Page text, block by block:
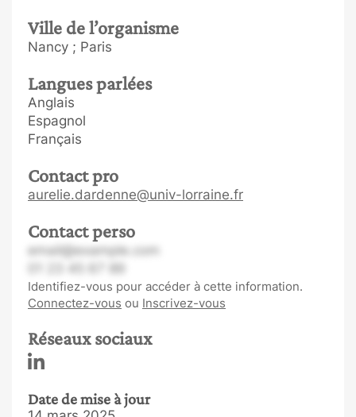
Ville de l’organisme
Nancy ; Paris
Langues parlées
Anglais
Espagnol
Français
Contact pro
aurelie.dardenne@univ-lorraine.fr
Contact perso
email@example.com
Identifiez-vous pour accéder à cette information.
Connectez-vous ou Inscrivez-vous
Réseaux sociaux
Date de mise à jour